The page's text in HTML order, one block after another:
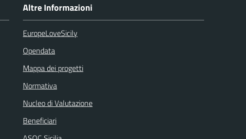
Altre Informazioni
EuropeLoveSicily
Opendata
Mappa dei progetti
Normativa
Nucleo di Valutazione
Beneficiari